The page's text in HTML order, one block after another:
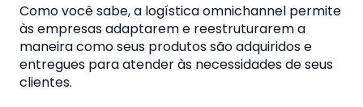
Como você sabe, a logística omnichannel permite
às empresas adaptarem e reestruturarem a
maneira como seus produtos são adquiridos e
entregues para atender às necessidades de seus
clientes.